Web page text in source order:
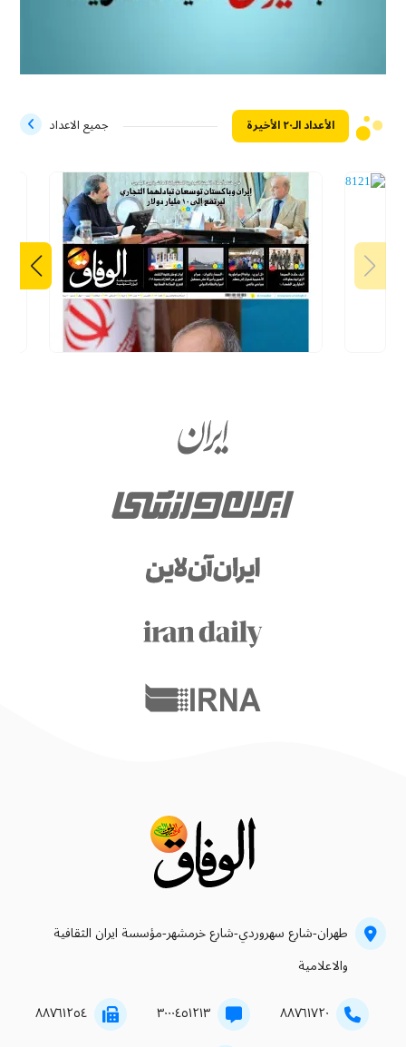
الأعداد الـ۲۰ الأخيرة جميع الاعداد
طهران-شارع سهروردي-شارع خرمشهر-مؤسسة ايران الثقافية
والاعلامية
۸۸۷٦۱۷۲۰ ۳۰۰۰٤٥۱۲۱۳ ۸۸۷٦۱۲٥٤